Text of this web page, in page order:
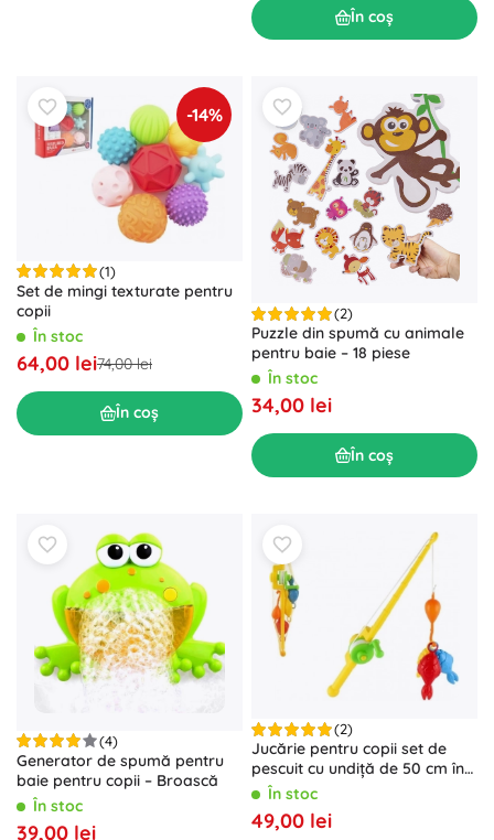
În coș
-14%
(1)
Set de mingi texturate pentru
copii
În stoc
64,00 lei74,00 lei
În coș
(2)
Puzzle din spumă cu animale
pentru baie – 18 piese
În stoc
34,00 lei
În coș
(4)
Generator de spumă pentru
baie pentru copii – Broască
În stoc
39,00 lei
(2)
Jucărie pentru copii set de
pescuit cu undiță de 50 cm în
plasă
În stoc
49,00 lei